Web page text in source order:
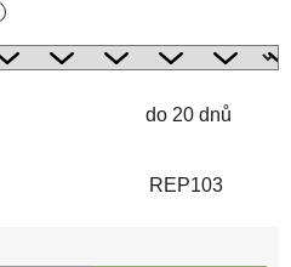
do 20 dnů
REP103